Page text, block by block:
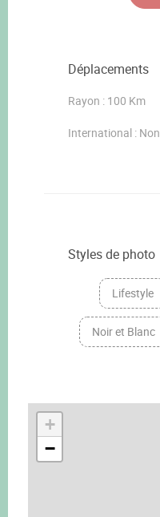
Déplacements
Rayon : 100 Km
International : Non
Styles de photo
Lifestyle
Noir et Blanc
+
−